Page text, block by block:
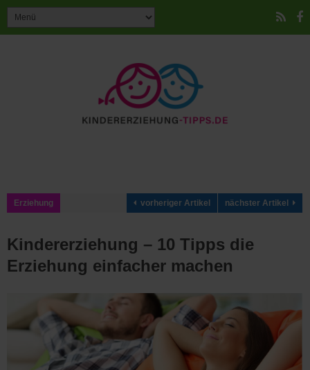
Erziehung vorheriger Artikel nächster Artikel
Kindererziehung – 10 Tipps die
Erziehung einfacher machen